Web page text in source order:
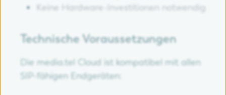
Keine Hardware-Investitionen notwendig
Technische Voraussetzungen
Die media.tel Cloud ist kompatibel mit allen
SIP-fähigen Endgeräten: